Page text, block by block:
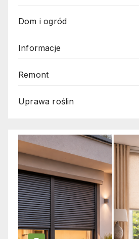
Dom i ogród
Informacje
Remont
Uprawa roślin